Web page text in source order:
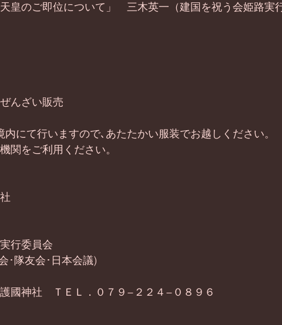
皇のご即位について」　三木英一（建国を祝う会姫路実
んざい販売
にて行いますので､あたたかい服装でお越しください。
関をご利用ください。
行委員会
･隊友会･日本会議)
國神社　ＴＥＬ．０７９−２２４−０８９６